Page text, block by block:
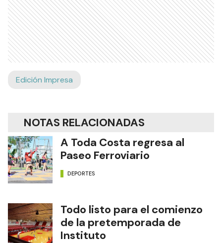
Edición Impresa
NOTAS RELACIONADAS
A Toda Costa regresa al
Paseo Ferroviario
DEPORTES
Todo listo para el comienzo
de la pretemporada de
Instituto